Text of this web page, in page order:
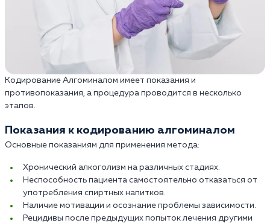
Кодирование Алгоминалом имеет показания и
противопоказания, а процедура проводится в несколько
этапов.
Показания к кодированию алгоминалом
Основные показаниям для применения метода:
Хронический алкоголизм на различных стадиях.
Неспособность пациента самостоятельно отказаться от
употребления спиртных напитков.
Наличие мотивации и осознание проблемы зависимости.
Рецидивы после предыдущих попыток лечения другими